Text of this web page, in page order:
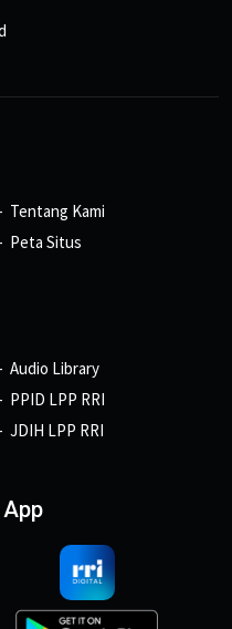
Tentang Kami
Peta Situs
Audio Library
PPID LPP RRI
JDIH LPP RRI